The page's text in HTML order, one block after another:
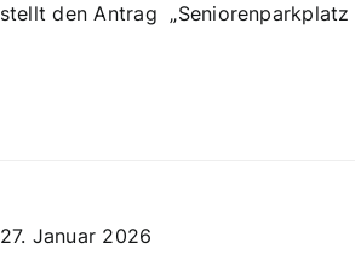
stellt den Antrag „Seniorenparkplatz
27. Januar 2026